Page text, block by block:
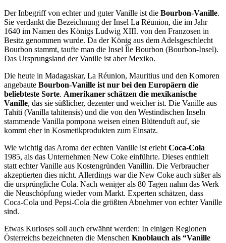
Der Inbegriff von echter und guter Vanille ist die Bourbon-Vanille.
Sie verdankt die Bezeichnung der Insel La Réunion, die im Jahr
1640 im Namen des Königs Ludwig XIII. von den Franzosen in
Besitz genommen wurde. Da der König aus dem Adelsgeschlecht
Bourbon stammt, taufte man die Insel Île Bourbon (Bourbon-Insel).
Das Ursprungsland der Vanille ist aber Mexiko.
Die heute in Madagaskar, La Réunion, Mauritius und den Komoren
angebaute Bourbon-Vanille ist nur bei den Europäern die
beliebteste Sorte. Amerikaner schätzen die mexikanische
Vanille, das sie süßlicher, dezenter und weicher ist. Die Vanille aus
Tahiti (Vanilla tahitensis) und die von den Westindischen Inseln
stammende Vanilla pompona weisen einen Blütenduft auf, sie
kommt eher in Kosmetikprodukten zum Einsatz.
Wie wichtig das Aroma der echten Vanille ist erlebt Coca-Cola
1985, als das Unternehmen New Coke einführte. Dieses enthielt
statt echter Vanille aus Kostengründen Vanillin. Die Verbraucher
akzeptierten dies nicht. Allerdings war die New Coke auch süßer als
die ursprüngliche Cola. Nach weniger als 80 Tagen nahm das Werk
die Neuschöpfung wieder vom Markt. Experten schätzen, dass
Coca-Cola und Pepsi-Cola die größten Abnehmer von echter Vanille
sind.
Etwas Kurioses soll auch erwähnt werden: In einigen Regionen
Österreichs bezeichneten die Menschen Knoblauch als “Vanille